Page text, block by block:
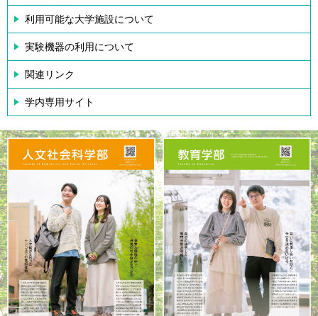
利用可能な大学施設について
実験機器の利用について
関連リンク
学内専用サイト